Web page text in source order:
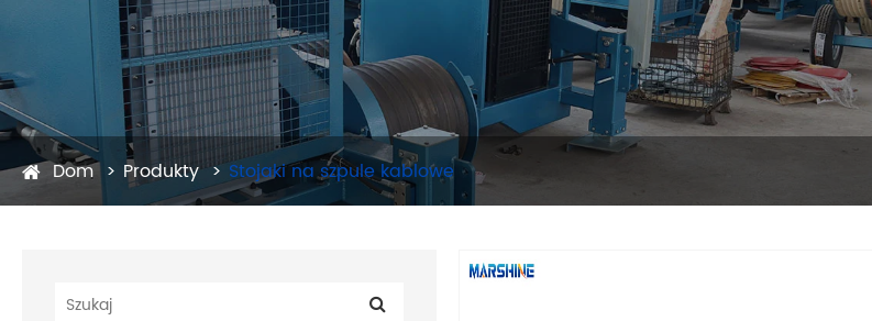
Dom Produkty Stojaki na szpule kablowe